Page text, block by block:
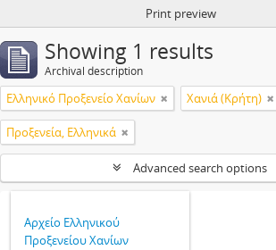
Print preview
Showing 1 results
Archival description
Ελληνικό Προξενείο Χανίων Χανιά (Κρήτη)
Προξενεία, Ελληνικά
Advanced search options
Αρχείο Ελληνικού
Προξενείου Χανίων